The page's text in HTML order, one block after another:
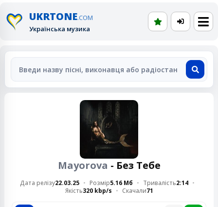
UKRTONE.COM
Українська музика
Mayorova - Без Тебе
Дата релізу22.03.25 Розмір5.16 Мб Тривалість2:14
Якість320 kbp/s Скачали71